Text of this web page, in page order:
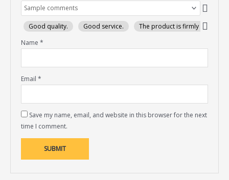
Good quality. Good service.
The product is firmly packed.
Name*
Email*
Save my name, email, and website in this browser for the next
time I comment.